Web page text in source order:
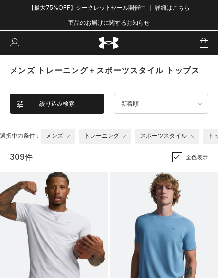
【最大75%OFF】シークレットセール開催中 ｜ 詳細はこちら
商品のお届けに関するお知らせ
メンズ トレーニング＋スポーツスタイル トップス
絞り込み検索 新着順
選択中の条件： メンズ トレーニング スポーツスタイル ト
309件 全色表示